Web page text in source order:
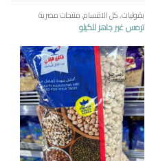
بقوليات,كل الاقسام,منتجات مصرية
ترمس غير جاهز للكيلو